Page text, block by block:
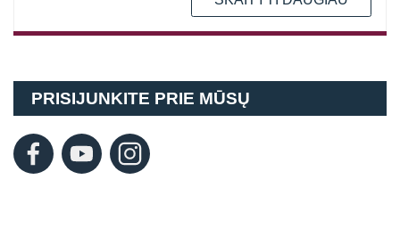
PRISIJUNKITE PRIE MŪSŲ